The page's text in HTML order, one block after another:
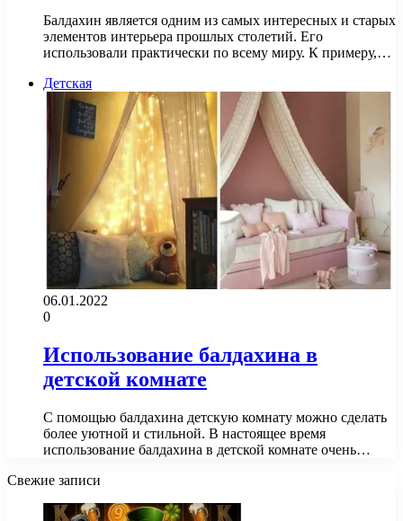
Балдахин является одним из самых интересных и старых
элементов интерьера прошлых столетий. Его
использовали практически по всему миру. К примеру,…
Детская
06.01.2022
0
Использование балдахина в
детской комнате
С помощью балдахина детскую комнату можно сделать
более уютной и стильной. В настоящее время
использование балдахина в детской комнате очень…
Свежие записи